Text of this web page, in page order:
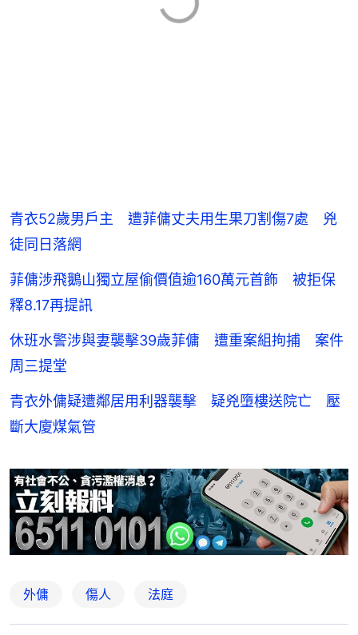
青衣52歲男戶主 遭菲傭丈夫用生果刀割傷7處 兇
徒同日落網
菲傭涉飛鵝山獨立屋偷價值逾160萬元首飾 被拒保
釋8.17再提訊
休班水警涉與妻襲擊39歲菲傭 遭重案組拘捕 案件
周三提堂
青衣外傭疑遭鄰居用利器襲擊 疑兇墮樓送院亡 壓
斷大廈煤氣管
外傭 傷人 法庭